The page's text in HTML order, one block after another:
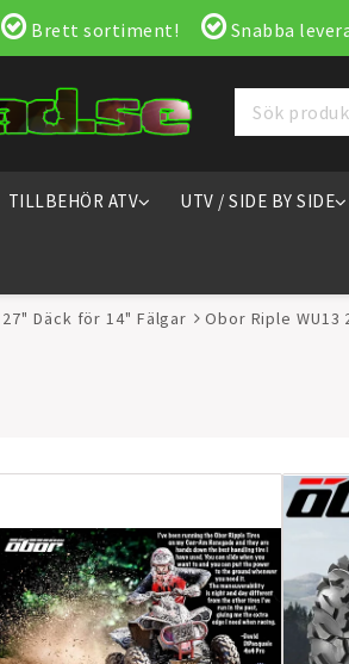
Brett sortiment! Snabba
TILLBEHÖR ATV UTV / SIDE BY SIDE
27" Däck för 14" Fälgar Obor Riple WU13